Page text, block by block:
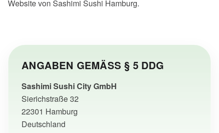
Website von Sashimi Sushi Hamburg.
ANGABEN GEMÄSS § 5 DDG
Sashimi Sushi City GmbH
Sierichstraße 32
22301 Hamburg
Deutschland